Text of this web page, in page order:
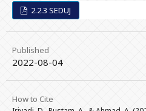
2.2.3 SEDUJ
Published
2022-08-04
How to Cite